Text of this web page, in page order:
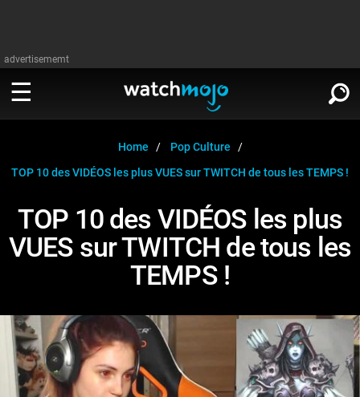
advertisememt
Télévision
Jeux vidéo
Comics
Cinéma
Musique
Stars
Jeux vidéo
Home
Pop Culture
TOP 10 des VIDÉOS les plus VUES sur TWITCH de tous les TEMPS !
TOP 10 des VIDÉOS les plus
VUES sur TWITCH de tous les
TEMPS !